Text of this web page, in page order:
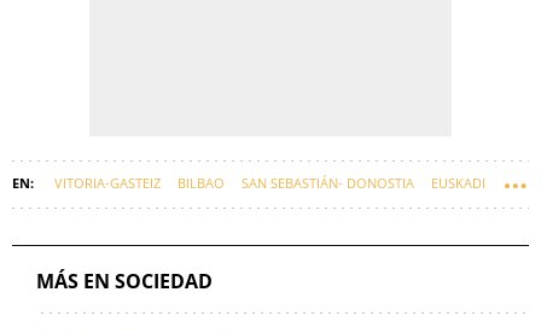
VITORIA-GASTEIZ BILBAO SAN SEBASTIÁN- DONOSTIA EUSKADI
MÁS EN SOCIEDAD